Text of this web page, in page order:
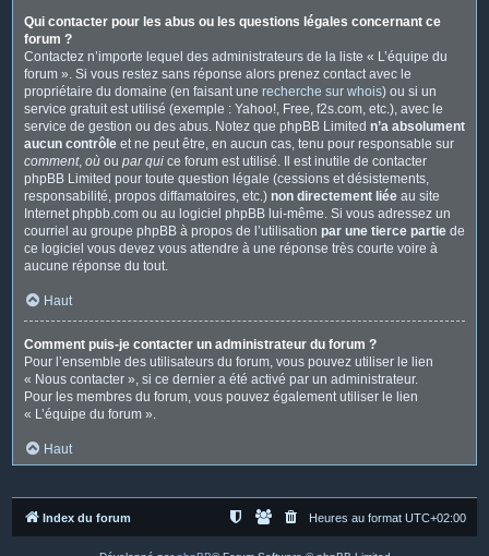
Qui contacter pour les abus ou les questions légales concernant ce
forum ?
Contactez n’importe lequel des administrateurs de la liste « L’équipe du
forum ». Si vous restez sans réponse alors prenez contact avec le
propriétaire du domaine (en faisant une recherche sur whois) ou si un
service gratuit est utilisé (exemple : Yahoo!, Free, f2s.com, etc.), avec le
service de gestion ou des abus. Notez que phpBB Limited n’a absolument
aucun contrôle et ne peut être, en aucun cas, tenu pour responsable sur
comment, où ou par qui ce forum est utilisé. Il est inutile de contacter
phpBB Limited pour toute question légale (cessions et désistements,
responsabilité, propos diffamatoires, etc.) non directement liée au site
Internet phpbb.com ou au logiciel phpBB lui-même. Si vous adressez un
courriel au groupe phpBB à propos de l’utilisation par une tierce partie de
ce logiciel vous devez vous attendre à une réponse très courte voire à
aucune réponse du tout.
Haut
Comment puis-je contacter un administrateur du forum ?
Pour l’ensemble des utilisateurs du forum, vous pouvez utiliser le lien
« Nous contacter », si ce dernier a été activé par un administrateur.
Pour les membres du forum, vous pouvez également utiliser le lien
« L’équipe du forum ».
Haut
Index du forum Heures au format UTC+02:00